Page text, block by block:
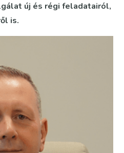
új és régi feladatairól,
is.